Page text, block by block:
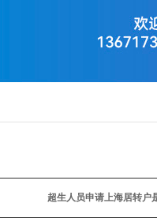
超生人员申请上海居转户